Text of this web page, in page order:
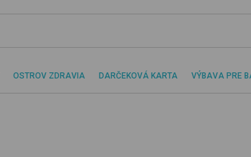
OSTROV ZDRAVIA DARČEKOVÁ KARTA VÝBAVA PRE